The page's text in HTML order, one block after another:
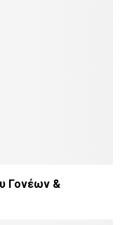
Γονέων &